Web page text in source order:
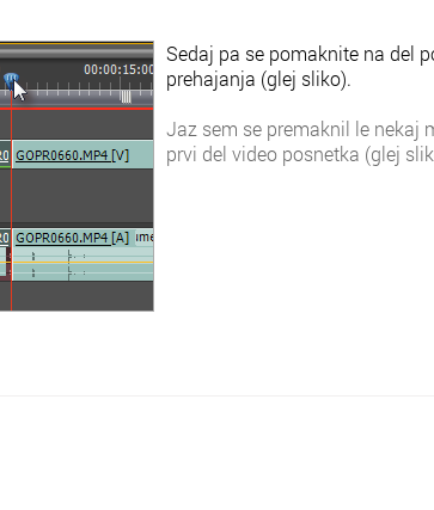
Sedaj pa se pomaknite na del
prehajanja (glej sliko).
Jaz sem se premaknil le nekaj
prvi del video posnetka (glej